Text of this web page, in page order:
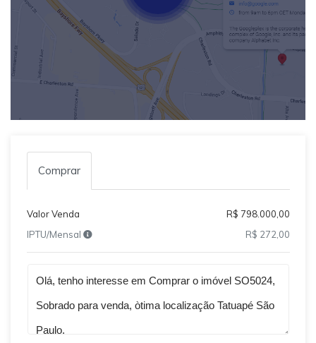
Comprar
Valor Venda
R$ 798.000,00
IPTU/Mensal
R$ 272,00